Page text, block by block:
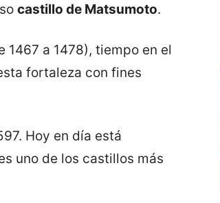
castillo de Matsumoto.
1467 a 1478), tiempo en el
fortaleza con fines
Hoy en día está
uno de los castillos más